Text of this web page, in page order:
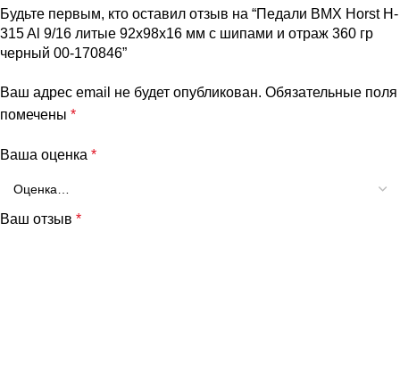
Будьте первым, кто оставил отзыв на “Педали BMX Horst H-
315 Al 9/16 литые 92х98х16 мм с шипами и отраж 360 гр
черный 00-170846”
Ваш адрес email не будет опубликован. Обязательные поля
помечены *
Ваша оценка *
Ваш отзыв *